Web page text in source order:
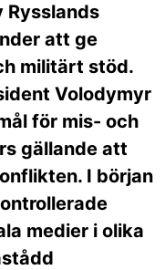
Rysslands
att ge
militärt stöd.
Volodymyr
för mis- och
gällande att
I början
medier i olika